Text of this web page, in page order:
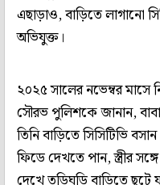
এছাড়াও, বাড়িতে লাগানো
অভিযুক্ত।
২০২৫ সালের নভেম্বর মাসে
সৌরভ পুলিশকে জানান,
তিনি বাড়িতে সিসিটিভি
ফিডে দেখতে পান, স্ত্রীর